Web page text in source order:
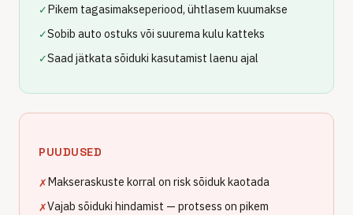
✓Pikem tagasimakseperiood, ühtlasem kuumakse
✓Sobib auto ostuks või suurema kulu katteks
✓Saad jätkata sõiduki kasutamist laenu ajal
PUUDUSED
✗Makseraskuste korral on risk sõiduk kaotada
✗Vajab sõiduki hindamist — protsess on pikem